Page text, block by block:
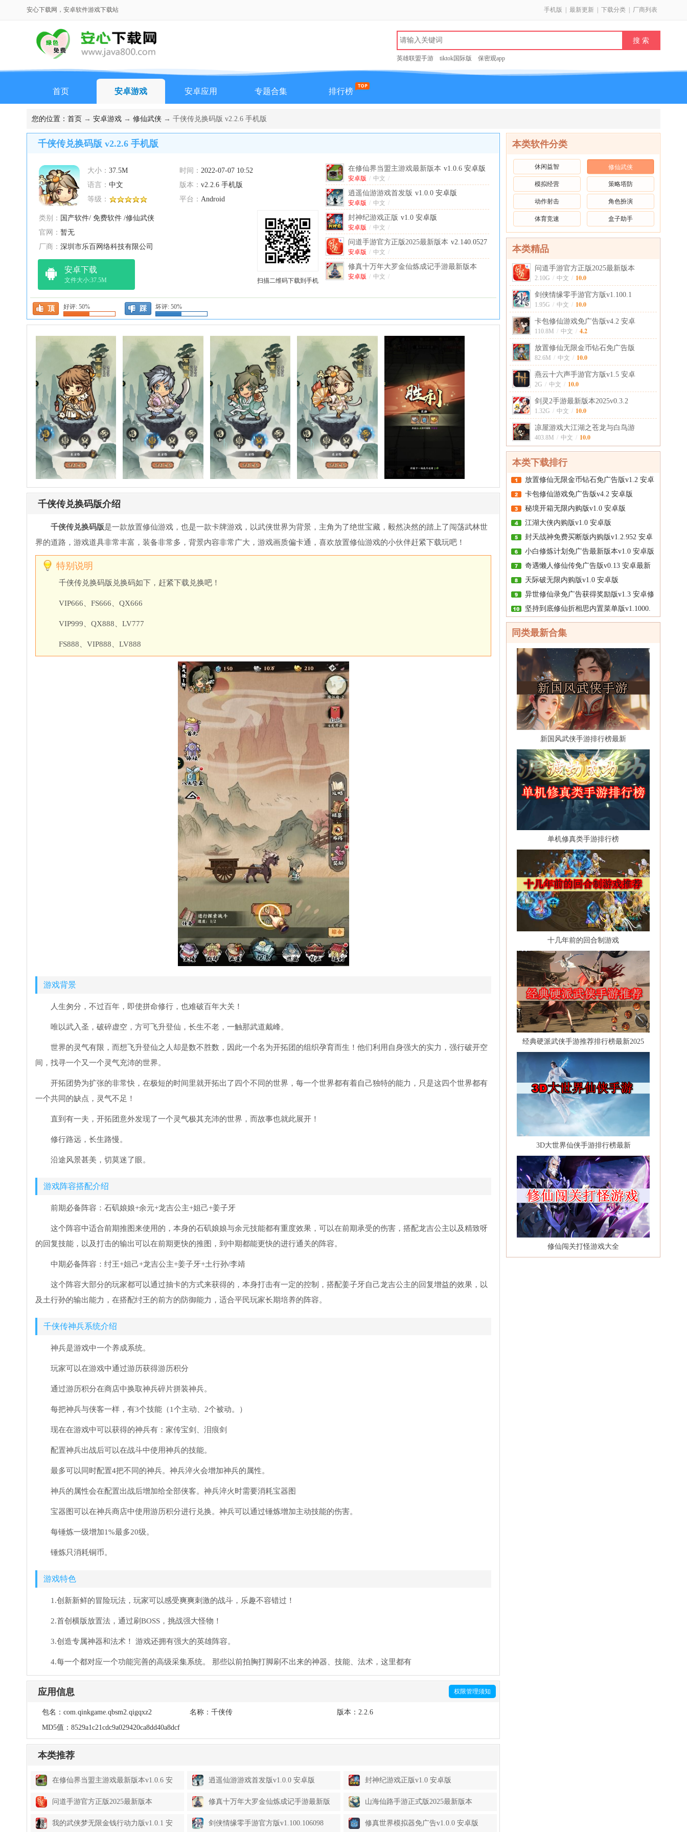
安心下载网，安卓软件游戏下载站 手机版 最新更新 下载分类 厂商列表
英雄联盟手游 tiktok国际版 保密观app
首页 安卓游戏 安卓应用 专题合集 排行榜
您的位置： 首页 → 安卓游戏 → 修仙武侠 → 千侠传兑换码版 v2.2.6 手机版
千侠传兑换码版 v2.2.6 手机版
大小： 37.5M 时间： 2022-07-07 10:52
语言： 中文 版本： v2.2.6 手机版
等级：
平台： Android
类别： 国产软件/ 免费软件 /修仙武侠
官网： 暂无
厂商： 深圳市乐百网络科技有限公司
安卓下载
文件大小:37.5M
顶 好评: 50% 踩 坏评: 50%
在修仙界当盟主游戏最新版本 v1.0.6 安卓版
安卓版 / 中文 /
逍遥仙游游戏首发版 v1.0.0 安卓版
安卓版 / 中文 /
封神纪游戏正版 v1.0 安卓版
安卓版 / 中文 /
问道手游官方正版2025最新版本 v2.140.0527
安卓手机版
安卓版 / 中文 /
修真十万年大罗金仙炼成记手游最新版本
v1.0.10 安卓版
安卓版 / 中文 /
扫描二维码下载到手机
千侠传兑换码版介绍
千侠传兑换码版是一款放置修仙游戏，也是一款卡牌游戏，以武侠世界为背景，主角为了绝世宝藏，毅然决然的踏上了闯荡武林世
界的道路，游戏道具非常丰富，装备非常多，背景内容非常广大，游戏画质偏卡通，喜欢放置修仙游戏的小伙伴赶紧下载玩吧！
千侠传兑换码版兑换码如下，赶紧下载兑换吧！
VIP666、FS666、QX666
VIP999、QX888、LV777
FS888、VIP888、LV888
特别说明
游戏背景
人生匆分，不过百年，即使拼命修行，也难破百年大关！
唯以武入圣，破碎虚空，方可飞升登仙，长生不老，一触那武道戴峰。
世界的灵气有限，而想飞升登仙之人却是数不胜数，因此一个名为开拓团的组织孕育而生！他们利用自身强大的实力，强行破开空
间，找寻一个又一个灵气充沛的世界。
开拓团势为扩张的非常快，在极短的时间里就开拓出了四个不同的世界，每一个世界都有着自己独特的能力，只是这四个世界都有
一个共同的缺点，灵气不足！
直到有一夫，开拓团意外发现了一个灵气极其充沛的世界，而故事也就此展开！
修行路远，长生路慢。
沿途风景甚美，切莫迷了眼。
游戏阵容搭配介绍
前期必备阵容：石矶娘娘+余元+龙吉公主+姐己+姜子牙
这个阵容中适合前期推图来使用的，本身的石矶娘娘与余元技能都有重度效果，可以在前期承受的伤害，搭配龙吉公主以及精致呀
的回复技能，以及打击的输出可以在前期更快的推图，到中期都能更快的进行通关的阵容。
中期必备阵容：纣王+姐己+龙吉公主+姜子牙+土行孙/李靖
这个阵容大部分的玩家都可以通过抽卡的方式来获得的，本身打击有一定的控制，搭配姜子牙自己龙吉公主的回复增益的效果，以
及土行孙的输出能力，在搭配纣王的前方的防御能力，适合平民玩家长期培养的阵容。
千侠传神兵系统介绍
神兵是游戏中一个养成系统。
玩家可以在游戏中通过游历获得游历积分
通过游历积分在商店中换取神兵碎片拼装神兵。
每把神兵与侠客一样，有3个技能（1个主动、2个被动。）
现在在游戏中可以获得的神兵有：家传宝剑、泪痕剑
配置神兵出战后可以在战斗中使用神兵的技能。
最多可以同时配置4把不同的神兵。神兵淬火会增加神兵的属性。
神兵的属性会在配置出战后增加给全部侠客。神兵淬火时需要消耗宝器图
宝器图可以在神兵商店中使用游历积分进行兑换。神兵可以通过锤炼增加主动技能的伤害。
每锤炼一级增加1%最多20级。
锤炼只消耗铜币。
游戏特色
1.创新新鲜的冒险玩法，玩家可以感受爽爽刺激的战斗，乐趣不容错过！
2.首创横版放置法，通过刷BOSS，挑战强大怪物！
3.创造专属神器和法术！ 游戏还拥有强大的英雄阵容。
4.每一个都对应一个功能完善的高级采集系统。 那些以前拍胸打脚刷不出来的神器、技能、法术，这里都有
应用信息 权限管理须知
包名： com.qinkgame.qbsm2.qigqxz2 名称： 千侠传 版本：2.2.6
MD5值： 8529a1c21cdc9a029420ca8dd40a8dcf
本类推荐
在修仙界当盟主游戏最新版本v1.0.6 安
卓版
逍遥仙游游戏首发版v1.0.0 安卓版 封神纪游戏正版v1.0 安卓版
问道手游官方正版2025最新版本
v2.140.0527 安卓手机版
修真十万年大罗金仙炼成记手游最新版
本v1.0.10 安卓版
山海仙路手游正式版2025最新版本
v1.0.0 官方手游
我的武侠梦无限金钱行动力版v1.0.1 安 剑侠情缘零手游官方版v1.100.106098 修真世界模拟器免广告v1.0.0 安卓版
本类软件分类
休闲益智 修仙武侠
模拟经营 策略塔防
动作射击 角色扮演
体育竞速 盒子助手
本类精品
问道手游官方正版2025最新版本
2.10G / 中文 / 10.0
剑侠情缘零手游官方版v1.100.1
1.95G / 中文 / 10.0
卡包修仙游戏免广告版v4.2 安卓
110.8M / 中文 / 4.2
放置修仙无限金币钻石免广告版
82.6M / 中文 / 10.0
燕云十六声手游官方版v1.5 安卓
2G / 中文 / 10.0
剑灵2手游最新版本2025v0.3.2
1.32G / 中文 / 10.0
凉屋游戏大江湖之苍龙与白鸟游
403.8M / 中文 / 10.0
本类下载排行
放置修仙无限金币钻石免广告版v1.2 安卓
卡包修仙游戏免广告版v4.2 安卓版
秘境开箱无限内购版v1.0 安卓版
江湖大侠内购版v1.0 安卓版
封天战神免费买断版内购版v1.2.952 安卓
小白修炼计划免广告最新版本v1.0 安卓版
奇遇懒人修仙传免广告版v0.13 安卓最新
天际破无限内购版v1.0 安卓版
异世修仙录免广告获得奖励版v1.3 安卓修
坚持到底修仙折相思内置菜单版v1.1000.
同类最新合集
新国风武侠手游排行榜最新
单机修真类手游排行榜
十几年前的回合制游戏
经典硬派武侠手游推荐排行榜最新2025
3D大世界仙侠手游排行榜最新
修仙闯关打怪游戏大全